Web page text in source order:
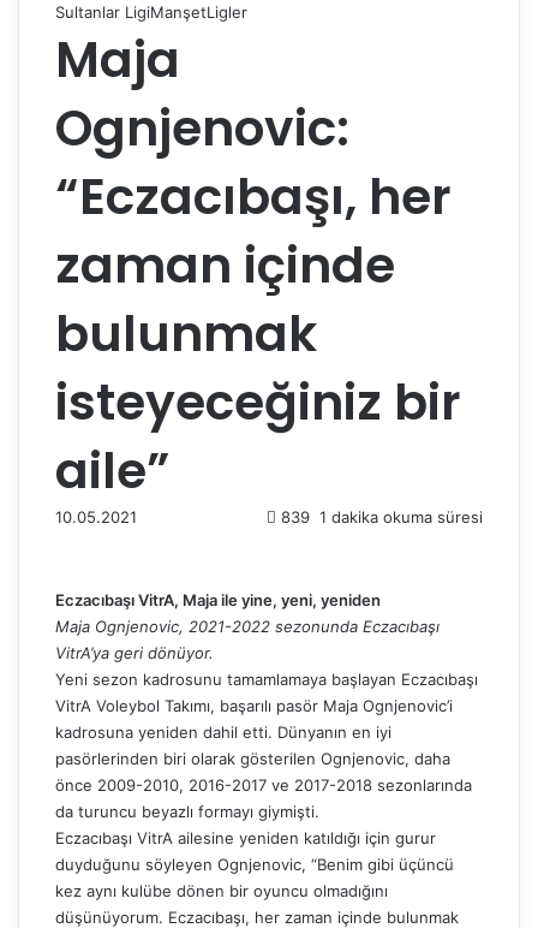
Sultanlar LigiManşetLigler
Maja
Ognjenovic:
“Eczacıbaşı, her
zaman içinde
bulunmak
isteyeceğiniz bir
aile”
10.05.2021 839 1 dakika okuma süresi
Eczacıbaşı VitrA, Maja ile yine, yeni, yeniden
Maja Ognjenovic, 2021-2022 sezonunda Eczacıbaşı
VitrA’ya geri dönüyor.
Yeni sezon kadrosunu tamamlamaya başlayan Eczacıbaşı
VitrA Voleybol Takımı, başarılı pasör Maja Ognjenovic’i
kadrosuna yeniden dahil etti. Dünyanın en iyi
pasörlerinden biri olarak gösterilen Ognjenovic, daha
önce 2009-2010, 2016-2017 ve 2017-2018 sezonlarında
da turuncu beyazlı formayı giymişti.
Eczacıbaşı VitrA ailesine yeniden katıldığı için gurur
duyduğunu söyleyen Ognjenovic, “Benim gibi üçüncü
kez aynı kulübe dönen bir oyuncu olmadığını
düşünüyorum. Eczacıbaşı, her zaman içinde bulunmak